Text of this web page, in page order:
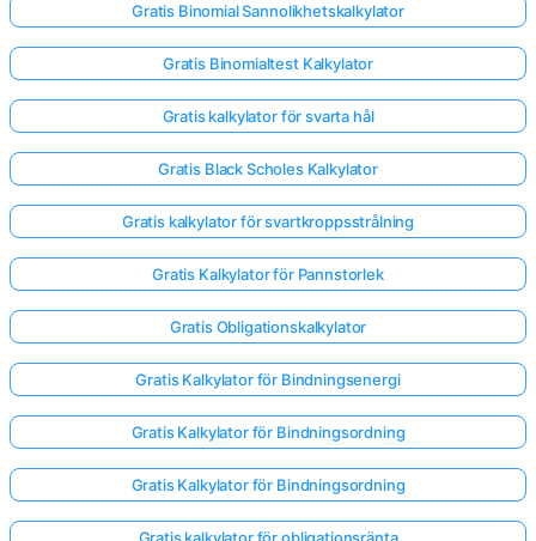
Gratis Binomial Sannolikhetskalkylator
Gratis Binomialtest Kalkylator
Gratis kalkylator för svarta hål
Gratis Black Scholes Kalkylator
Gratis kalkylator för svartkroppsstrålning
Gratis Kalkylator för Pannstorlek
Gratis Obligationskalkylator
Gratis Kalkylator för Bindningsenergi
Gratis Kalkylator för Bindningsordning
Gratis Kalkylator för Bindningsordning